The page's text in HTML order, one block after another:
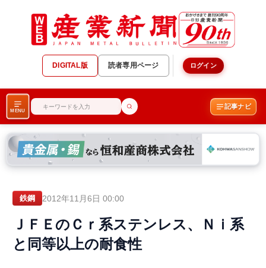
DIGITAL版 読者専用ページ ログイン
MENU
記事ナビ
鉄鋼 2012年11月6日 00:00
ＪＦＥのＣｒ系ステンレス、Ｎｉ系
と同等以上の耐食性